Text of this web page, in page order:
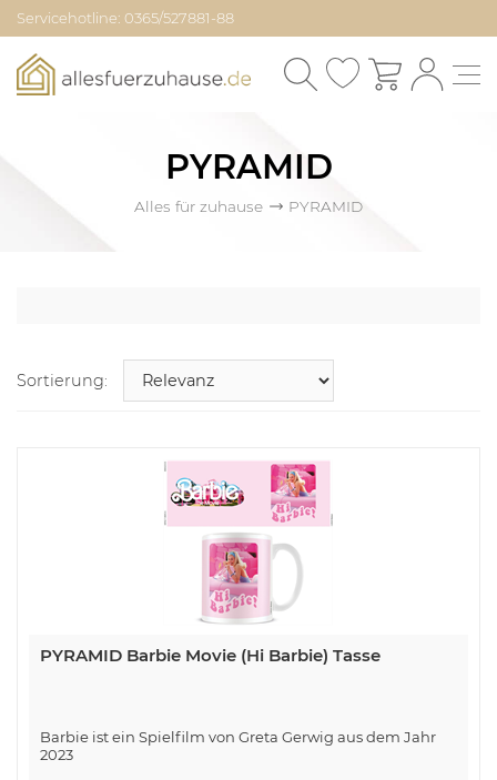
Servicehotline: 0365/527881-88
PYRAMID
Alles für zuhause PYRAMID
Sortierung:
PYRAMID Barbie Movie (Hi Barbie) Tasse
Barbie ist ein Spielfilm von Greta Gerwig aus dem Jahr
2023